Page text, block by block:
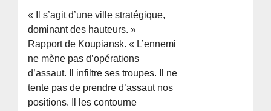
« Il s’agit d’une ville stratégique,
dominant des hauteurs. »
Rapport de Koupiansk. « L’ennemi
ne mène pas d’opérations
d’assaut. Il infiltre ses troupes. Il ne
tente pas de prendre d’assaut nos
positions. Il les contourne